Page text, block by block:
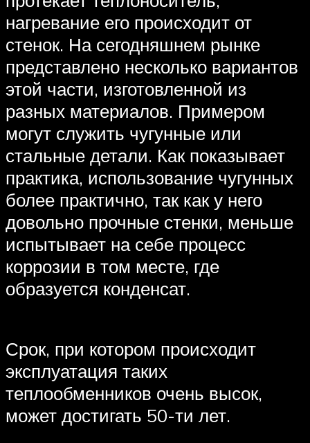
нагревание его происходит от
стенок. На сегодняшнем рынке
представлено несколько вариантов
этой части, изготовленной из
разных материалов. Примером
могут служить чугунные или
стальные детали. Как показывает
практика, использование чугунных
более практично, так как у него
довольно прочные стенки, меньше
испытывает на себе процесс
коррозии в том месте, где
образуется конденсат.
Срок, при котором происходит
эксплуатация таких
теплообменников очень высок,
может достигать 50-ти лет.